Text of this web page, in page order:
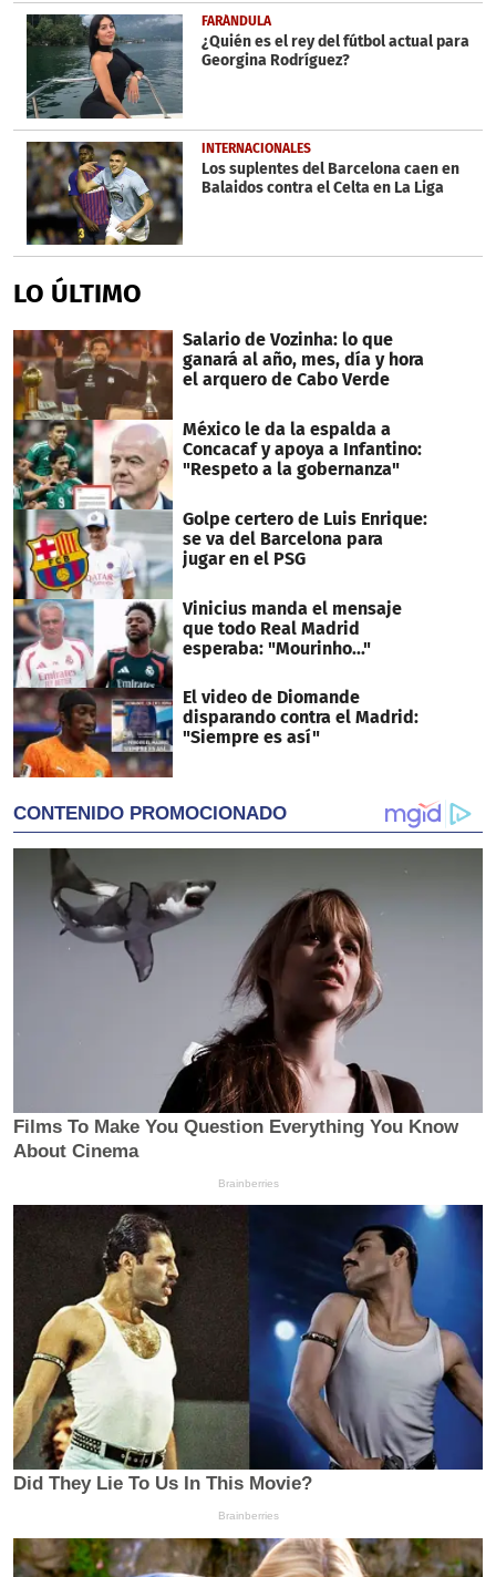
FARÁNDULA
¿Quién es el rey del fútbol actual para
Georgina Rodríguez?
INTERNACIONALES
Los suplentes del Barcelona caen en
Balaidos contra el Celta en La Liga
LO ÚLTIMO
Salario de Vozinha: lo que
ganará al año, mes, día y hora
el arquero de Cabo Verde
México le da la espalda a
Concacaf y apoya a Infantino:
"Respeto a la gobernanza"
Golpe certero de Luis Enrique:
se va del Barcelona para
jugar en el PSG
Vinicius manda el mensaje
que todo Real Madrid
esperaba: "Mourinho..."
El video de Diomande
disparando contra el Madrid:
"Siempre es así"